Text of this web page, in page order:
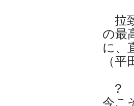
拉
の最
に、
（
?
今こ